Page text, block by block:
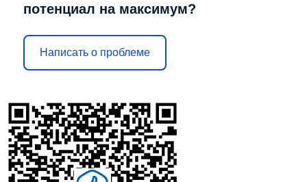
потенциал на максимум?
Написать о проблеме